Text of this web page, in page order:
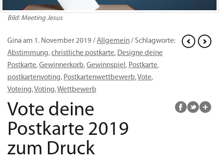
Bild: Meeting Jesus
Gina am 1. November 2019 / Allgemein / Schlagworte:
Abstimmung, christliche postkarte, Designe deine
Postkarte, Gewinnerkorb, Gewinnspiel , Postkarte,
postkartenvoting, Postkartenwettbewerb,Vote,
Voteing,Voting,Wettbewerb
Vote deine
Postkarte 2019
zum Druck